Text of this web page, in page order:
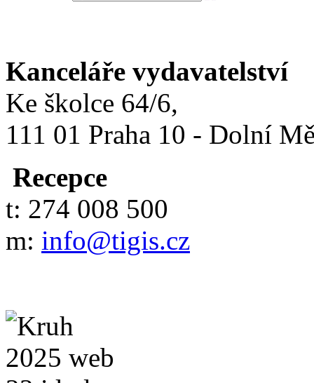
Kanceláře vydavatelství
Ke školce 64/6,
111 01 Praha 10 - Dolní
Recepce
t: 274 008 500
m: info@tigis.cz